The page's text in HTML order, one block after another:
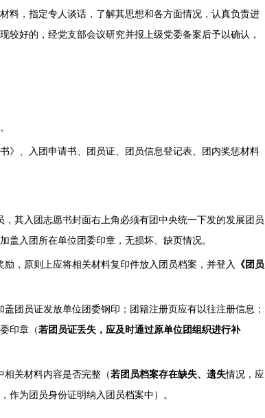
料，指定专人谈话，了解其思想和各方面情况，认真负责进
较好的，经党支部会议研究并报上级党委备案后予以确认，
》、入团申请书、团员证、团员信息登记表、团内奖惩材料
，其入团志愿书封面右上角必须有团中央统一下发的发展团员
盖入团所在单位团委印章，无损坏、缺页情况。
励，原则上应将相关材料复印件放入团员档案，并登入
《团员
团员证发放单位团委钢印；团籍注册页应有以往注册信息；
印章（若团员证丢失，应及时通过原单位团组织进行补
相关材料内容是否完整（若团员档案存在缺失、遗失情况，应
作为团员身份证明纳入团员档案中）。